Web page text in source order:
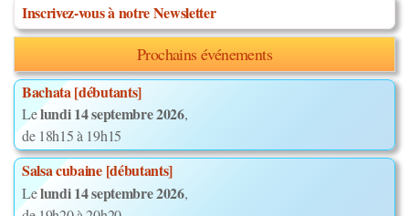
Inscrivez-vous à notre Newsletter
Prochains événements
Bachata [débutants]
Lelundi 14 septembre 2026,
de 18h15 à 19h15
Salsa cubaine [débutants]
Lelundi 14 septembre 2026,